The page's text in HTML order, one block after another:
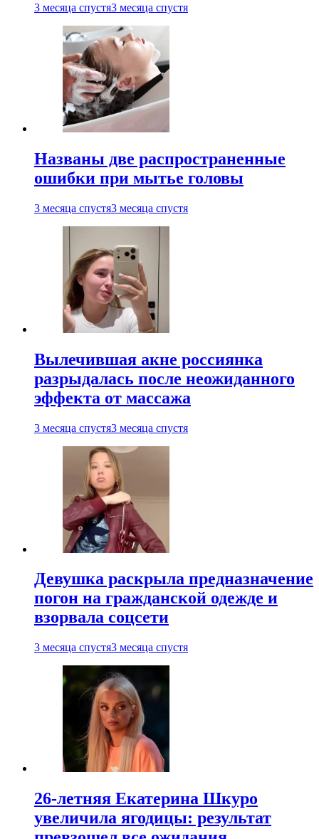
3 месяца спустя3 месяца спустя
Названы две распространенные
ошибки при мытье головы
3 месяца спустя3 месяца спустя
Вылечившая акне россиянка
разрыдалась после неожиданного
эффекта от массажа
3 месяца спустя3 месяца спустя
Девушка раскрыла предназначение
погон на гражданской одежде и
взорвала соцсети
3 месяца спустя3 месяца спустя
26-летняя Екатерина Шкуро
увеличила ягодицы: результат